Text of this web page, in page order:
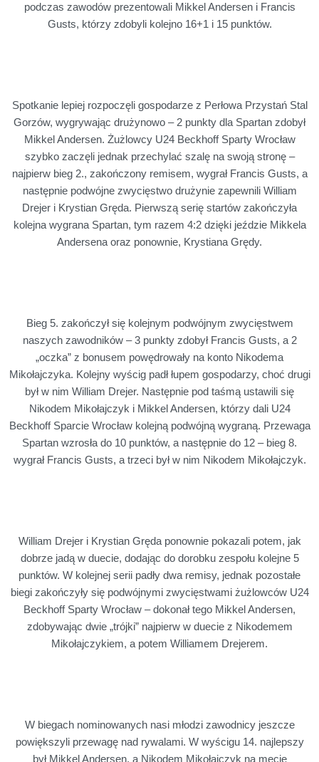
podczas zawodów prezentowali Mikkel Andersen i Francis
Gusts, którzy zdobyli kolejno 16+1 i 15 punktów.
Spotkanie lepiej rozpoczęli gospodarze z Perłowa Przystań Stal
Gorzów, wygrywając drużynowo – 2 punkty dla Spartan zdobył
Mikkel Andersen. Żużlowcy U24 Beckhoff Sparty Wrocław
szybko zaczęli jednak przechylać szalę na swoją stronę –
najpierw bieg 2., zakończony remisem, wygrał Francis Gusts, a
następnie podwójne zwycięstwo drużynie zapewnili William
Drejer i Krystian Gręda. Pierwszą serię startów zakończyła
kolejna wygrana Spartan, tym razem 4:2 dzięki jeździe Mikkela
Andersena oraz ponownie, Krystiana Grędy.
Bieg 5. zakończył się kolejnym podwójnym zwycięstwem
naszych zawodników – 3 punkty zdobył Francis Gusts, a 2
„oczka” z bonusem powędrowały na konto Nikodema
Mikołajczyka. Kolejny wyścig padł łupem gospodarzy, choć drugi
był w nim William Drejer. Następnie pod taśmą ustawili się
Nikodem Mikołajczyk i Mikkel Andersen, którzy dali U24
Beckhoff Sparcie Wrocław kolejną podwójną wygraną. Przewaga
Spartan wzrosła do 10 punktów, a następnie do 12 – bieg 8.
wygrał Francis Gusts, a trzeci był w nim Nikodem Mikołajczyk.
William Drejer i Krystian Gręda ponownie pokazali potem, jak
dobrze jadą w duecie, dodając do dorobku zespołu kolejne 5
punktów. W kolejnej serii padły dwa remisy, jednak pozostałe
biegi zakończyły się podwójnymi zwycięstwami żużlowców U24
Beckhoff Sparty Wrocław – dokonał tego Mikkel Andersen,
zdobywając dwie „trójki” najpierw w duecie z Nikodemem
Mikołajczykiem, a potem Williamem Drejerem.
W biegach nominowanych nasi młodzi zawodnicy jeszcze
powiększyli przewagę nad rywalami. W wyścigu 14. najlepszy
był Mikkel Andersen, a Nikodem Mikołajczyk na mecie